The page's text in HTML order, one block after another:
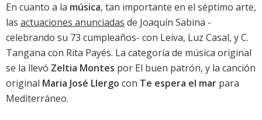
En cuanto a la música, tan importante en el séptimo arte,
las actuaciones anunciadas de Joaquín Sabina -
celebrando su 73 cumpleaños- con Leiva, Luz Casal, y C.
Tangana con Rita Payés. La categoría de música original
se la llevó Zeltia Montes por El buen patrón, y la canción
original Maria José Llergo con Te espera el mar para
Mediterráneo.